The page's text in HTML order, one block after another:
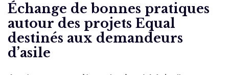
Échange de bonnes pratiques
autour des projets Equal
destinés aux demandeurs
d’asile